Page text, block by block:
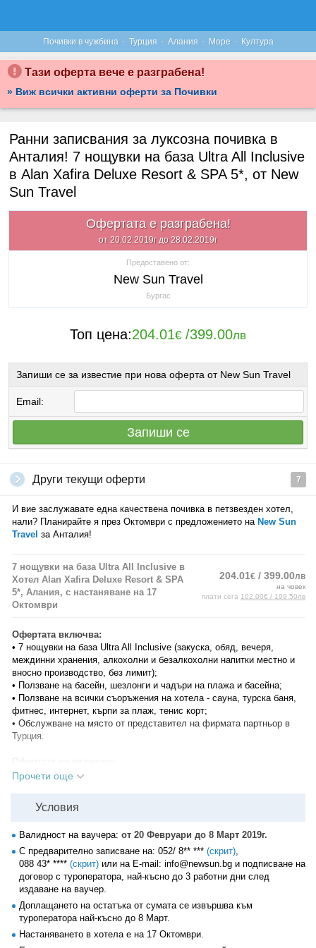
Почивки в чужбина · Турция · Алания · Море · Култура
Тази оферта вече е разграбена!
» Виж всички активни оферти за Почивки
Ранни записвания за луксозна почивка в
Анталия! 7 нощувки на база Ultra All Inclusive
в Alan Xafira Deluxe Resort & SPA 5*, от New
Sun Travel
Офертата е разграбена!
от 20.02.2019г до 28.02.2019г
Предоставено от:
New Sun Travel
Бургас
Топ цена:204.01€ /399.00лв
Запиши се за известие при нова оферта от New Sun Travel
Email:
Запиши се
Други текущи оферти 7
И вие заслужавате една качествена почивка в петзвезден хотел,
нали? Планирайте я през Октомври с предложението на New Sun
Travel за Анталия!
7 нощувки на база Ultra All Inclusive в
Хотел Alan Xafira Deluxe Resort & SPA
5*, Алания, с настаняване на 17
Октомври
204.01€ / 399.00лв
на човек
плати сега 102.00€ / 199.50лв
Офертата включва:
• 7 нощувки на база Ultra All Inclusive (закуска, обяд, вечеря,
междинни хранения, алкохолни и безалкохолни напитки местно и
вносно производство, без лимит);
• Ползване на басейн, шезлонги и чадъри на плажа и басейна;
• Ползване на всички съоръжения на хотела - сауна, турска баня,
фитнес, интернет, кърпи за плаж, тенис корт;
• Обслужване на място от представител на фирмата партньор в
Турция.
• Транспорт;
Хотелът се намира на 100км от летище Анталия, на 15км от
Алания, на 400 метра от собствения си плаж. На територията на
хотела има основен ресторант, 3 ресторанта a-la-carte (италиански,
турски, азиатски, с предварителна резервация, за едноседмичен
престой посещение на един от ресторантите - безплатно), 5 бара, 2
открити басейна, 1 закрит басейн, 10 водни пързалки, лекарски
кабинет, SPA център, фризьорски салон, търговска част, химическо
чистене, конферентна зала (за 1200 човека), безжичен интернет (на
цялата територия на хотела, безплатно), паркинг.
Прочети още
Условия
Валидност на ваучера: от 20 Февруари до 8 Март 2019г.
С предварително записване на: 052/ 8** *** (скрит),
088 43* **** (скрит) или на E-mail: info@newsun.bg и подписване на
договор с туроператора, най-късно до 3 работни дни след
издаване на ваучер.
Доплащането на остатъка от сумата се извършва към
туроператора най-късно до 8 Март.
Настаняването в хотела е на 17 Октомври.